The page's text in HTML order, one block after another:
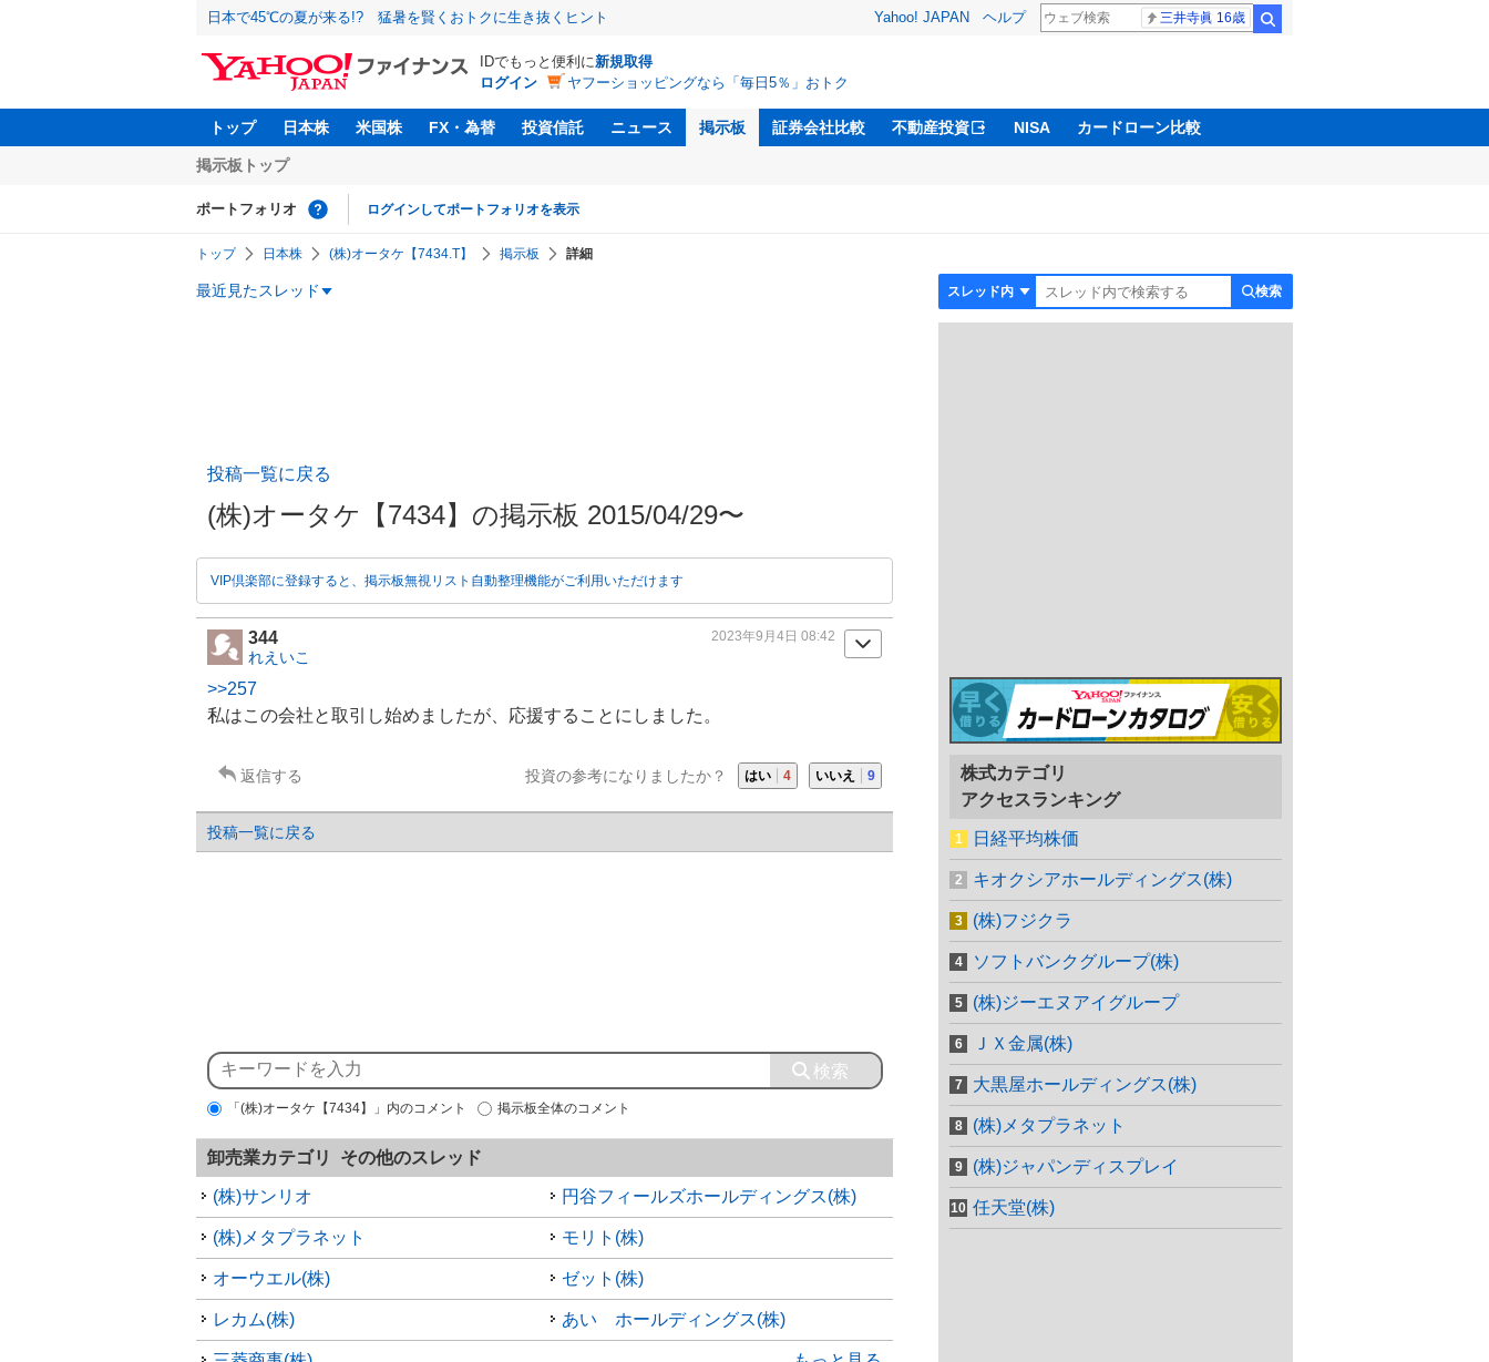
日本で45℃の夏が来る!? 猛暑を賢くおトクに生き抜くヒント Yahoo! JAPAN ヘルプ 三井寺眞 16歳
IDでもっと便利に新規取得
ログイン
ヤフーショッピングなら「毎日5％」おトク
トップ 日本株 米国株 FX・為替 投資信託 ニュース 掲示板 証券会社比較 不動産投資 NISA カードローン比較
掲示板トップ
ポートフォリオ ログインしてポートフォリオを表示
トップ 日本株 (株)オータケ【7434.T】 掲示板 詳細
最近見たスレッド 検索
投稿一覧に戻る
(株)オータケ【7434】の掲示板 2015/04/29〜
VIP倶楽部に登録すると、掲示板無視リスト自動整理機能がご利用いただけます
344
れえいこ
2023年9月4日 08:42
>>257
私はこの会社と取引し始めましたが、応援することにしました。
返信する 投資の参考になりましたか？ はい 4 いいえ 9
投稿一覧に戻る
「(株)オータケ【7434】」内のコメント 掲示板全体のコメント
卸売業カテゴリ その他のスレッド
(株)サンリオ 円谷フィールズホールディングス(株)
(株)メタプラネット モリト(株)
オーウエル(株) ゼット(株)
レカム(株) あい ホールディングス(株)
株式カテゴリ
アクセスランキング
日経平均株価
キオクシアホールディングス(株)
(株)フジクラ
ソフトバンクグループ(株)
(株)ジーエヌアイグループ
ＪＸ金属(株)
大黒屋ホールディングス(株)
(株)メタプラネット
(株)ジャパンディスプレイ
任天堂(株)